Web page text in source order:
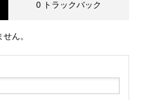
0 トラックバック
ん。